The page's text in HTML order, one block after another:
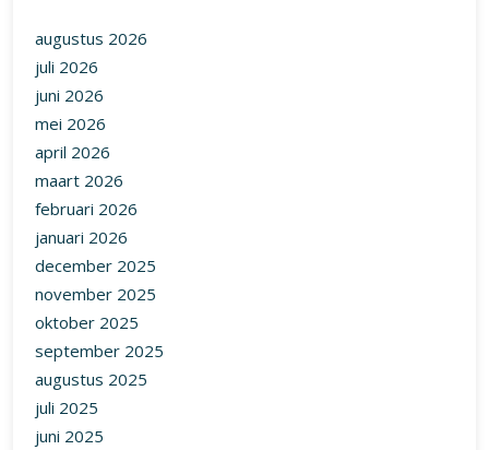
augustus 2026
juli 2026
juni 2026
mei 2026
april 2026
maart 2026
februari 2026
januari 2026
december 2025
november 2025
oktober 2025
september 2025
augustus 2025
juli 2025
juni 2025